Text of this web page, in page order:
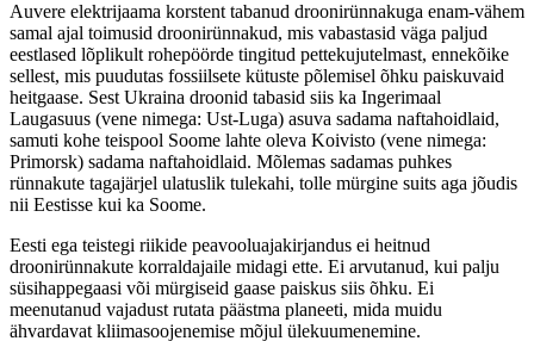
Auvere elektrijaama korstent tabanud droonirünnakuga enam-vähem
samal ajal toimusid droonirünnakud, mis vabastasid väga paljud
eestlased lõplikult rohepöörde tingitud pettekujutelmast, ennekõike
sellest, mis puudutas fossiilsete kütuste põlemisel õhku paiskuvaid
heitgaase. Sest Ukraina droonid tabasid siis ka Ingerimaal
Laugasuus (vene nimega: Ust-Luga) asuva sadama naftahoidlaid,
samuti kohe teispool Soome lahte oleva Koivisto (vene nimega:
Primorsk) sadama naftahoidlaid. Mõlemas sadamas puhkes
rünnakute tagajärjel ulatuslik tulekahi, tolle mürgine suits aga jõudis
nii Eestisse kui ka Soome.
Eesti ega teistegi riikide peavooluajakirjandus ei heitnud
droonirünnakute korraldajaile midagi ette. Ei arvutanud, kui palju
süsihappegaasi või mürgiseid gaase paiskus siis õhku. Ei
meenutanud vajadust rutata päästma planeeti, mida muidu
ähvardavat kliimasoojenemise mõjul ülekuumenemine.